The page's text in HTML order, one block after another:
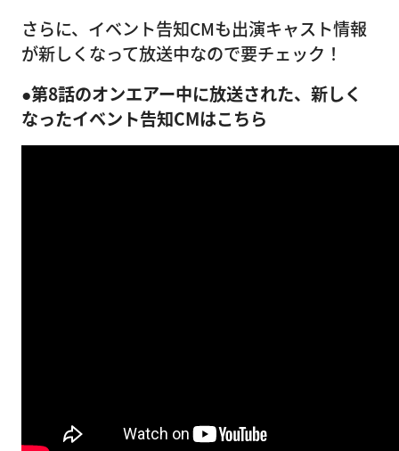
さらに、イベント告知CMも出演キャスト情報
が新しくなって放送中なので要チェック！
●第8話のオンエアー中に放送された、新しく
なったイベント告知CMはこちら